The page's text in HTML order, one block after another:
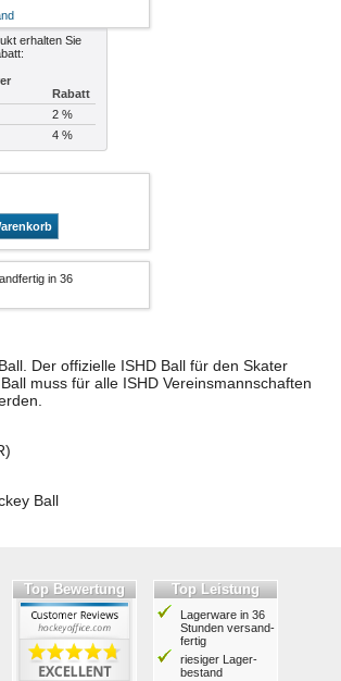
erhalten Sie
Rabatt
2 %
4 %
in 36
Der offizielle ISHD Ball für den Skater
muss für alle ISHD Vereinsmannschaften
Ball
Top Bewertung Top Leistung
Lagerware in 36
Stunden ver­sand­
fertig
riesiger Lager­
bestand